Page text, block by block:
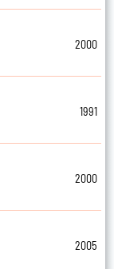
2000
1991
2000
2005